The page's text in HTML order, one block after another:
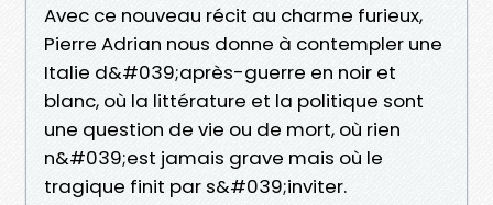
Avec ce nouveau récit au charme furieux,
Pierre Adrian nous donne à contempler une
Italie d&#039;après-guerre en noir et
blanc, où la littérature et la politique sont
une question de vie ou de mort, où rien
n&#039;est jamais grave mais où le
tragique finit par s&#039;inviter.